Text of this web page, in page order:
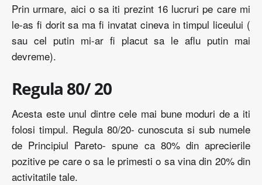
Prin urmare, aici o sa iti prezint 16 lucruri pe care mi
le-as fi dorit sa ma fi invatat cineva in timpul liceului (
sau cel putin mi-ar fi placut sa le aflu putin mai
devreme).
Regula 80/ 20
Acesta este unul dintre cele mai bune moduri de a iti
folosi timpul. Regula 80/20- cunoscuta si sub numele
de Principiul Pareto- spune ca 80% din aprecierile
pozitive pe care o sa le primesti o sa vina din 20% din
activitatile tale.